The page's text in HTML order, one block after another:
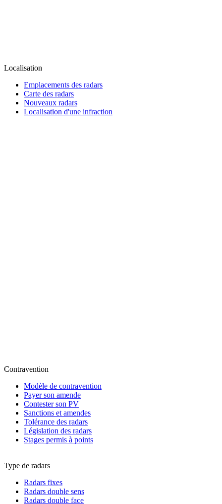
Localisation
Emplacements des radars
Carte des radars
Nouveaux radars
Localisation d'une infraction
Contravention
Modèle de contravention
Payer son amende
Contester son PV
Sanctions et amendes
Tolérance des radars
Législation des radars
Stages permis à points
Type de radars
Radars fixes
Radars double sens
Radars double face